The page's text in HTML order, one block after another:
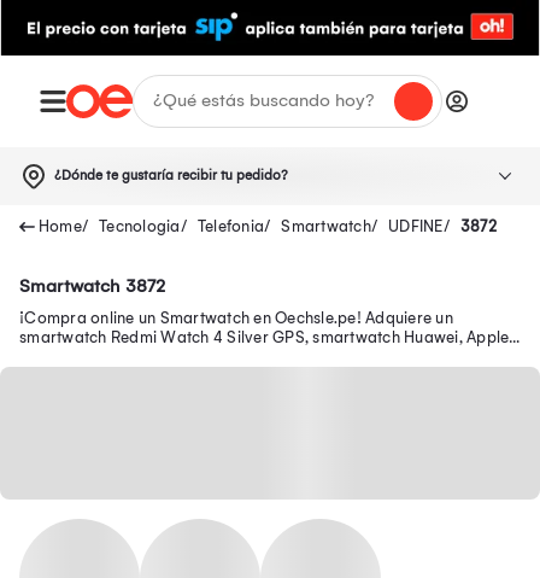
¿Dónde te gustaría recibir tu pedido?
Tecnologia Telefonia Smartwatch UDFINE 3872
Smartwatch 3872
¡Compra online un Smartwatch en Oechsle.pe! Adquiere un
smartwatch Redmi Watch 4 Silver GPS, smartwatch Huawei, Apple